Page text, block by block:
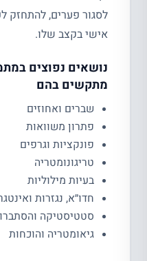
לסגור פערים, להתחזק
אישי בקצב שלו.
נושאים נפוצים
מתקשים בהם
שברים ואחוזים
פתרון משוואות
פונקציות וגרפים
טריגונומטריה
בעיות מילוליות
חדו״א, נגזרות
סטטיסטיקה
גיאומטריה והוכחות